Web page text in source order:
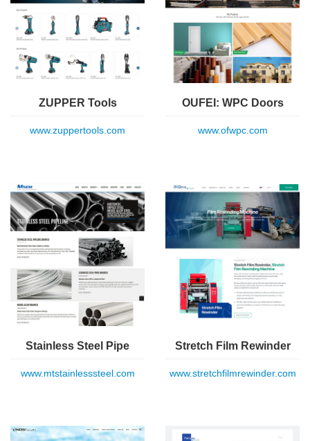
ZUPPER Tools
www.zuppertools.com
OUFEI: WPC Doors
www.ofwpc.com
Stainless Steel Pipe
www.mtstainlesssteel.com
Stretch Film Rewinder
www.stretchfilmrewinder.com